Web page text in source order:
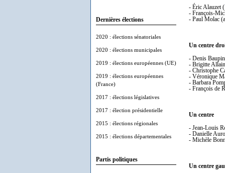
Dernières élections
2020 : élections sénatoriales
2020 : élections municipales
2019 : élections européennes (UE)
2019 : élections européennes
(France)
2017 : élections législatives
2017 : élection présidentielle
2015 : élections régionales
2015 : élections départementales
Partis politiques
- Éric Alauzet (
- François-
- Paul Molac
Un centre
- Denis
- Brigitte
- Christophe
- Véronique
- Barbara
- François de
Un centre
- Jean-Louis
- Danielle
- Michèle
Un centre